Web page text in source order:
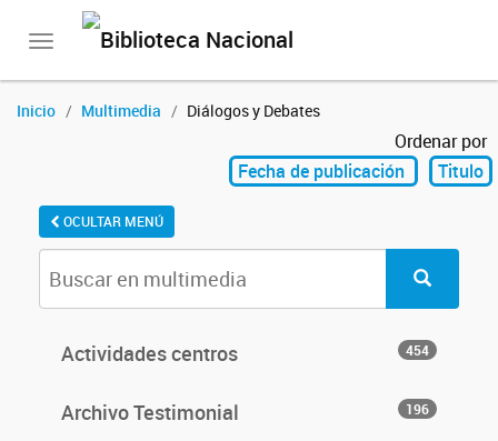
Toggle
Inicio Multimedia Diálogos y Debates
Ordenar por
Fecha de publicación
Titulo
OCULTAR MENÚ
Actividades centros 454
Archivo Testimonial 196